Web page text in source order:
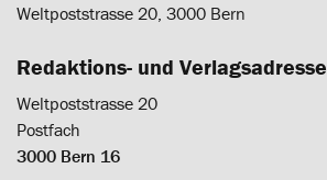
Weltpoststrasse 20, 3000 Bern
Redaktions- und Verlagsadresse
Weltpoststrasse 20
Postfach
3000 Bern 16